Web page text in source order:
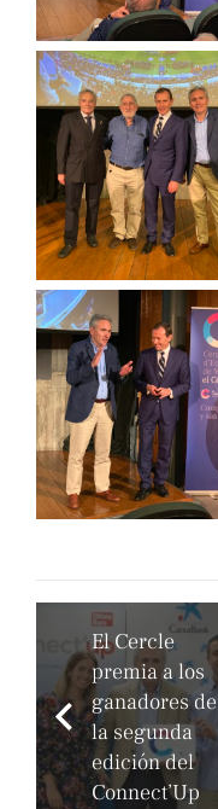
El Cercle
premia a los
ganadores de
la segunda
edición del
Connect’Up